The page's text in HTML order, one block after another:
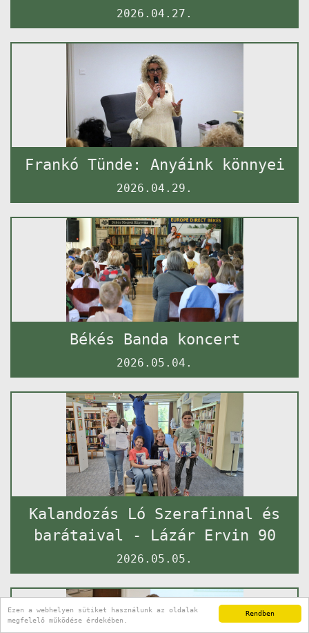
Rendben
Ezen a webhelyen sütiket használunk az oldalak
megfelelő működése érdekében.
2026.04.27.
Frankó Tünde: Anyáink könnyei
2026.04.29.
Békés Banda koncert
2026.05.04.
Kalandozás Ló Szerafinnal és
barátaival - Lázár Ervin 90
2026.05.05.